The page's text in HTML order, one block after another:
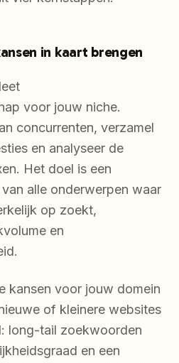
in kaart brengen
voor jouw niche.
concurrenten, verzamel
en analyseer de
Het doel is een
alle onderwerpen waar
op zoekt,
en
kansen voor jouw domein
of kleinere websites
long-tail zoekwoorden
en een